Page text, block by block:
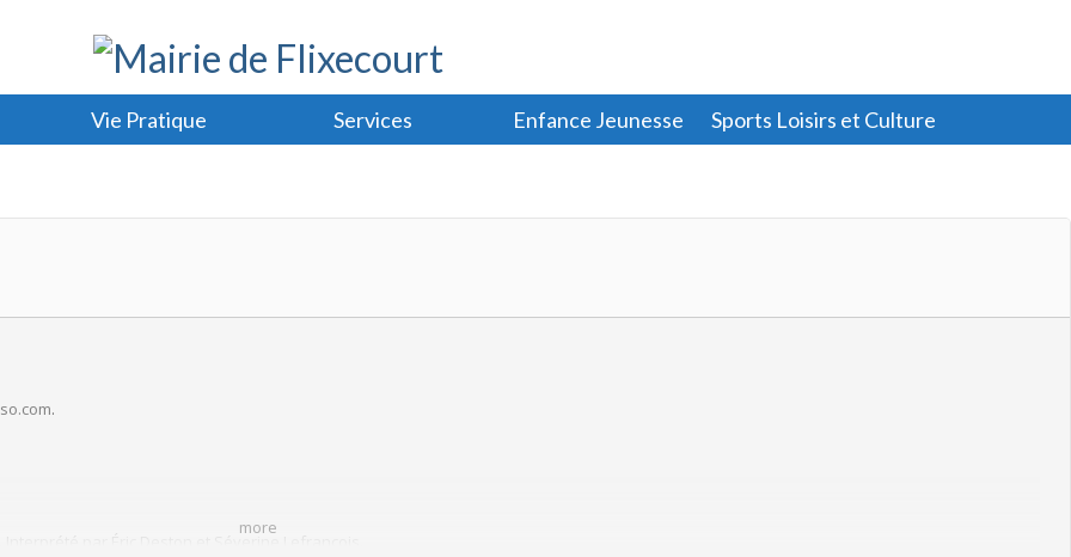
Vie Pratique Services Enfance Jeunesse Sports Loisirs et Culture
more
.
Interprété par Éric Deston et Séverine Lefrançois.